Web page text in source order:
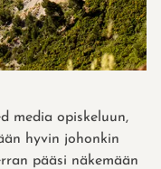
media opiskeluun,
hyvin johonkin
pääsi näkemään